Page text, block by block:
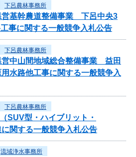
下呂農林事務所
営基幹農道整備事業 下呂中央3
事に関する一般競争入札公告
下呂農林事務所
営中山間地域総合整備事業 益田
水路他工事に関する一般競争入
下呂農林事務所
SUV型・ハイブリット・
関する一般競争入札公告
流域浄水事務所